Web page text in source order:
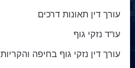
עורך דין תאונות דרכים
עו"ד נזקי גוף
עורך דין נזקי גוף בחיפה והקריות